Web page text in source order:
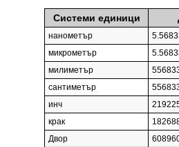
Системи единици
нанометър
микрометър
милиметър
сантиметър
инч
крак
Двор